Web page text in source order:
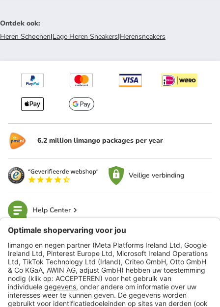
Ontdek ook:
Heren Schoenen|Lage Heren Sneakers|Herensneakers
6.2 million limango packages per year
Veilige verbinding
Help Center
limango
Veilig winkelen
Klantenservice